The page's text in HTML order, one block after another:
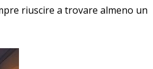
riuscire a trovare almeno un